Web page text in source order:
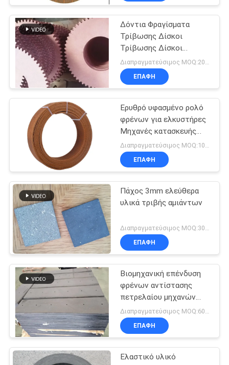
ΓΎΡΟΣ
ΕΡΓΟΣΤΑΣΊΩΝ
ΠΟΙΟΤΙΚΌΣ
ΈΛΕΓΧΟΣ
ΕΛΆΤΕ
ΕΠΑΦΉ
ΜΕ
ΖΗΤΉΣΤΕ
ΈΝΑ
ΑΠΌΣΠΑΣΜΑ
SITEMAP
PRIVACY
POLICY
Επένδυση ρόλων
φρένων
23
Υφαμένος ρόλος
επένδυσης φρένων
25
Υλικό φραγμών
φρένων
34
Υφαμένο υλικό
32
Δόντια Φραγίσματα
Τρίβωσης Δίσκοι
Τρίβωσης Δίσκοι
Φραγίσματος
ΕΠΑΦΉ
Ερυθρό υφασμένο ρολό
φρένων για ελκυστήρες
Μηχανές κατασκευής
πετρελαιοπηγών
ΕΠΑΦΉ
Πάχος 3mm ελεύθερα
υλικά τριβής αμιάντων
Διαπραγματεύσιμος MOQ:300 κομμάτια
ΕΠΑΦΉ
Βιομηχανική επένδυση
φρένων αντίστασης
πετρελαίου μηχανών
Τύπου δύναμης
Διαπραγματεύσιμος MOQ:600 κομμάτια
ΕΠΑΦΉ
Ελαστικό υλικό